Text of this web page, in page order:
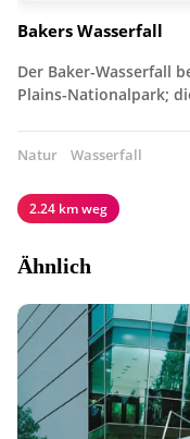
Bakers Wasserfall
Der Baker-Wasserfall
Plains-Nationalpark;
Natur Wasserfall
2.24 km weg
Ähnlich